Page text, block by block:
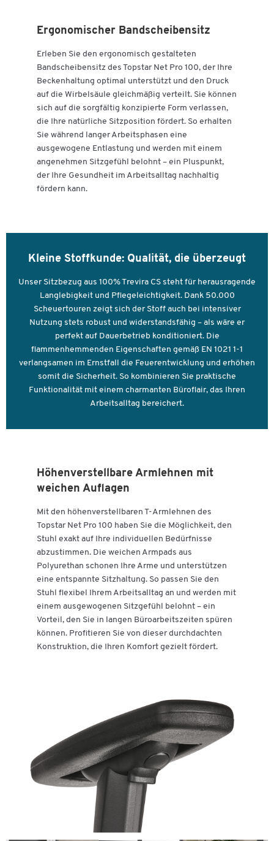
Stiftung Warentest Note GUT 2,3 (Ausgabe 9/2021)
Qualität: Made in Germany
Garantie: 3 Jahre
Ergonomischer Bandscheibensitz
Erleben Sie den ergonomisch gestalteten
Bandscheibensitz des Topstar Net Pro 100, der Ihre
Beckenhaltung optimal unterstützt und den Druck
auf die Wirbelsäule gleichmäßig verteilt. Sie können
sich auf die sorgfältig konzipierte Form verlassen,
die Ihre natürliche Sitzposition fördert. So erhalten
Sie während langer Arbeitsphasen eine
ausgewogene Entlastung und werden mit einem
angenehmen Sitzgefühl belohnt – ein Pluspunkt,
der Ihre Gesundheit im Arbeitsalltag nachhaltig
fördern kann.
Kleine Stoffkunde: Qualität, die überzeugt
Unser Sitzbezug aus 100% Trevira CS steht für herausragende
Langlebigkeit und Pflegeleichtigkeit. Dank 50.000
Scheuertouren zeigt sich der Stoff auch bei intensiver
Nutzung stets robust und widerstandsfähig – als wäre er
perfekt auf Dauerbetrieb konditioniert. Die
flammenhemmenden Eigenschaften gemäß EN 1021 1-1
verlangsamen im Ernstfall die Feuerentwicklung und erhöhen
somit die Sicherheit. So kombinieren Sie praktische
Funktionalität mit einem charmanten Büroflair, das Ihren
Arbeitsalltag bereichert.
Höhenverstellbare Armlehnen mit
weichen Auflagen
Mit den höhenverstellbaren T-Armlehnen des
Topstar Net Pro 100 haben Sie die Möglichkeit, den
Stuhl exakt auf Ihre individuellen Bedürfnisse
abzustimmen. Die weichen Armpads aus
Polyurethan schonen Ihre Arme und unterstützen
eine entspannte Sitzhaltung. So passen Sie den
Stuhl flexibel Ihrem Arbeitsalltag an und werden mit
einem ausgewogenen Sitzgefühl belohnt – ein
Vorteil, den Sie in langen Büroarbeitszeiten spüren
können. Profitieren Sie von dieser durchdachten
Konstruktion, die Ihren Komfort gezielt fördert.